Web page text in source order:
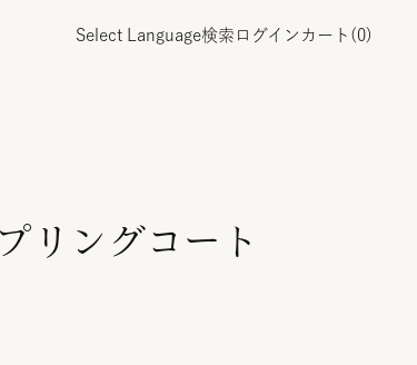
Select Language検索 ログイン カート( 0)
リングコート